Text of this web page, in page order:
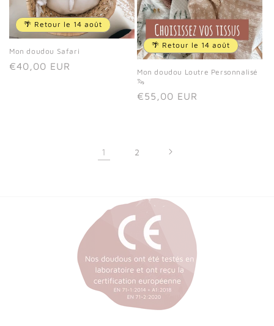
🌴 Retour le 14 août
Mon doudou Safari
Prix
€40,00 EUR
🌴 Retour le 14 août
Mon doudou Loutre Personnalisé
🦦
Prix
€55,00 EUR
1 2